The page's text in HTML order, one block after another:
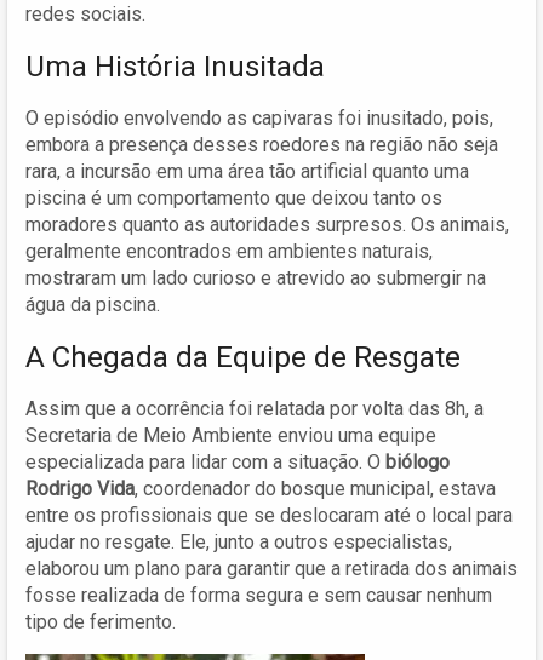
redes sociais.
Uma História Inusitada
O episódio envolvendo as capivaras foi inusitado, pois,
embora a presença desses roedores na região não seja
rara, a incursão em uma área tão artificial quanto uma
piscina é um comportamento que deixou tanto os
moradores quanto as autoridades surpresos. Os animais,
geralmente encontrados em ambientes naturais,
mostraram um lado curioso e atrevido ao submergir na
água da piscina.
A Chegada da Equipe de Resgate
Assim que a ocorrência foi relatada por volta das 8h, a
Secretaria de Meio Ambiente enviou uma equipe
especializada para lidar com a situação. O biólogo
Rodrigo Vida, coordenador do bosque municipal, estava
entre os profissionais que se deslocaram até o local para
ajudar no resgate. Ele, junto a outros especialistas,
elaborou um plano para garantir que a retirada dos animais
fosse realizada de forma segura e sem causar nenhum
tipo de ferimento.